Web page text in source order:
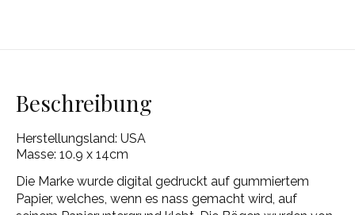
Beschreibung
Herstellungsland: USA
Masse: 10.9 x 14cm
Die Marke wurde digital gedruckt auf gummiertem
Papier, welches, wenn es nass gemacht wird, auf